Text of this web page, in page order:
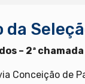
da
– 2ª chamada
Conceição de